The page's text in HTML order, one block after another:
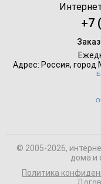
+7
Адрес: Россия, город
© 2005-2026,
дома и
Политика